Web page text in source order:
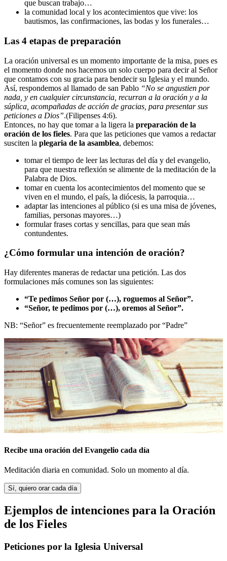
que buscan trabajo…
la comunidad local y los acontecimientos que vive: los
bautismos, las confirmaciones, las bodas y los funerales…
Las 4 etapas de preparación
La oración universal es un momento importante de la misa, pues es
el momento donde nos hacemos un solo cuerpo para decir al Señor
que contamos con su gracia para bendecir su Iglesia y el mundo.
Así, respondemos al llamado de san Pablo “No se angustien por
nada, y en cualquier circunstancia, recurran a la oración y a la
súplica, acompañadas de acción de gracias, para presentar sus
peticiones a Dios”.(Filipenses 4:6).
Entonces, no hay que tomar a la ligera la preparación de la
oración de los fieles. Para que las peticiones que vamos a redactar
susciten la plegaria de la asamblea, debemos:
tomar el tiempo de leer las lecturas del día y del evangelio,
para que nuestra reflexión se alimente de la meditación de la
Palabra de Dios.
tomar en cuenta los acontecimientos del momento que se
viven en el mundo, el país, la diócesis, la parroquia…
adaptar las intenciones al público (si es una misa de jóvenes,
familias, personas mayores…)
formular frases cortas y sencillas, para que sean más
contundentes.
¿Cómo formular una intención de oración?
Hay diferentes maneras de redactar una petición. Las dos
formulaciones más comunes son las siguientes:
“Te pedimos Señor por (…), roguemos al Señor”.
“Señor, te pedimos por (…), oremos al Señor”.
NB: “Señor” es frecuentemente reemplazado por “Padre”
Recibe una oración del Evangelio cada día
Meditación diaria en comunidad. Solo un momento al día.
Sí, quiero orar cada día
Ejemplos de intenciones para la Oración
de los Fieles
Peticiones por la Iglesia Universal